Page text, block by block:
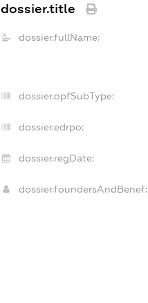
dossier.title
dossier.fullName:
dossier.opfSubType:
dossier.edrpo:
dossier.regDate:
dossier.foundersAndBenef: